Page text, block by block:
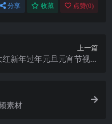
分享 收藏 点赞(0)
上一篇
新年过年元旦元宵节视频
素材